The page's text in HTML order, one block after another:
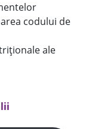
codului de
ale